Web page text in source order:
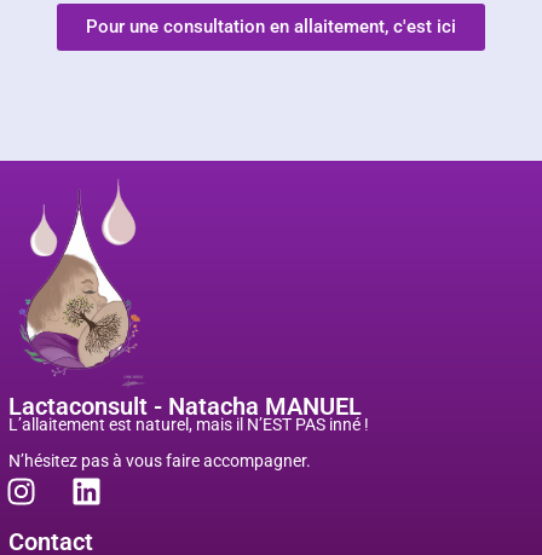
Pour une consultation en allaitement, c'est ici
Lactaconsult - Natacha MANUEL
L’allaitement est naturel, mais il N’EST PAS inné !
N’hésitez pas à vous faire accompagner.
Contact